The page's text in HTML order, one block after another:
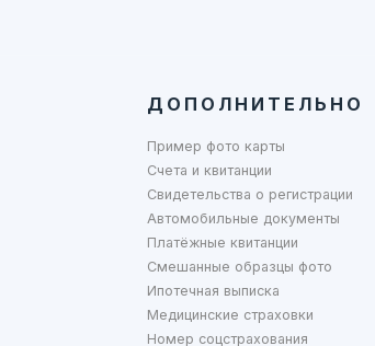
ДОПОЛНИТЕЛЬНО
Пример фото карты
Счета и квитанции
Свидетельства о регистрации
Автомобильные документы
Платёжные квитанции
Смешанные образцы фото
Ипотечная выписка
Медицинские страховки
Номер соцстрахования